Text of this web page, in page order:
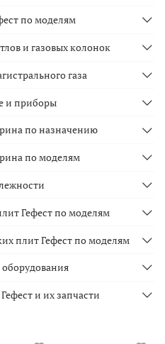
по моделям
и газовых колонок
газа
и приборы
по назначению
по моделям
Гефест по моделям
плит Гефест по моделям
оборудования
и их запчасти